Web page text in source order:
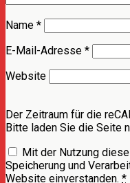
Name *
E-Mail-Adresse *
Website
Der Zeitraum für die
Bitte laden Sie die Seite
Mit der Nutzung
Speicherung und
Website einverstanden. *